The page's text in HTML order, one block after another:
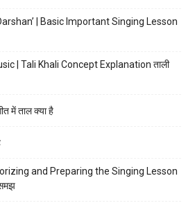
| Basic Important Singing Lesson
| Tali Khali Concept Explanation ताली
में ताल क्या है
and Preparing the Singing Lesson